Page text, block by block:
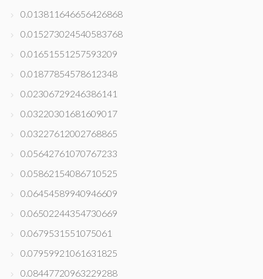
0.013811646656426868
0.015273024540583768
0.01651551257593209
0.01877854578612348
0.02306729246386141
0.03220301681609017
0.03227612002768865
0.05642761070767233
0.05862154086710525
0.06454589940946609
0.06502244354730669
0.0679531551075061
0.07959921061631825
0.08447720963229288